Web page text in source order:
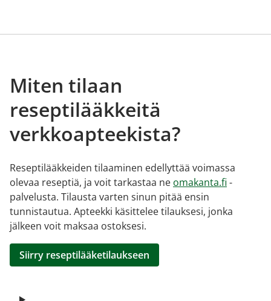
Miten tilaan
reseptilääkkeitä
verkkoapteekista?
Reseptilääkkeiden tilaaminen edellyttää voimassa
olevaa reseptiä, ja voit tarkastaa ne omakanta.fi -
palvelusta. Tilausta varten sinun pitää ensin
tunnistautua. Apteekki käsittelee tilauksesi, jonka
jälkeen voit maksaa ostoksesi.
Siirry reseptilääketilaukseen